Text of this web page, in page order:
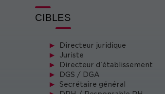
CIBLES
Directeur juridique
Juriste
Directeur d'établissement
DGS / DGA
Secrétaire général